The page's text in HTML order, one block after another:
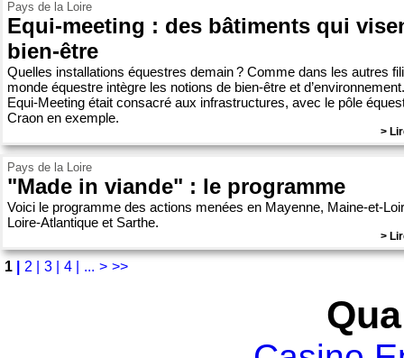
Pays de la Loire
Equi-meeting : des bâtiments qui
bien-être
Quelles installations équestres demain ? Comme dans les autres
monde équestre intègre les notions de bien-être et
Equi-Meeting était consacré aux infrastructures, avec le pôle
Craon en exemple.
>
Pays de la Loire
"Made in viande" : le programme
Voici le programme des actions menées en Mayenne, Maine-et-
Loire-Atlantique et Sarthe.
>
1 2 | 3 | 4 | ... > >>